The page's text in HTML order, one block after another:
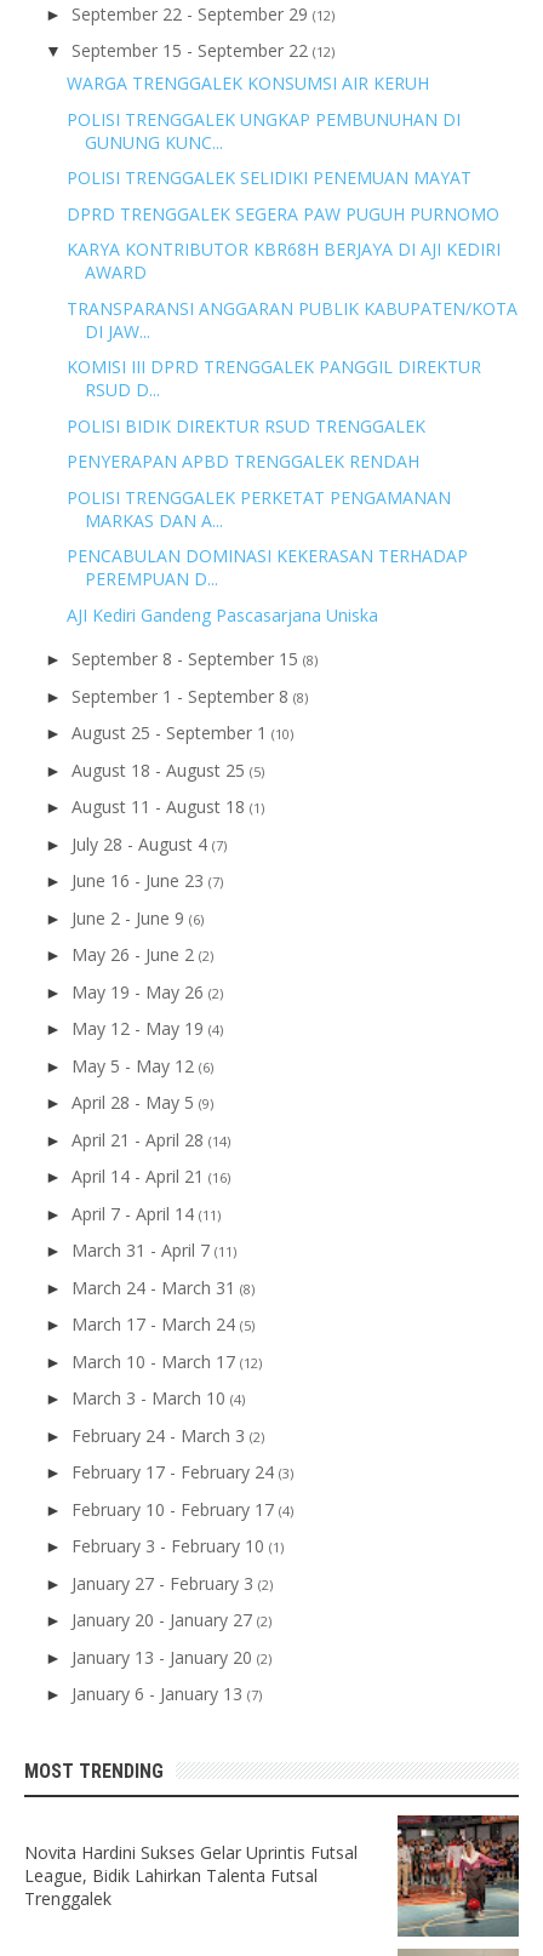
► September 22 - September 29 (12)
▼ September 15 - September 22 (12)
WARGA TRENGGALEK KONSUMSI AIR KERUH
POLISI TRENGGALEK UNGKAP PEMBUNUHAN DI
GUNUNG KUNC...
POLISI TRENGGALEK SELIDIKI PENEMUAN MAYAT
DPRD TRENGGALEK SEGERA PAW PUGUH PURNOMO
KARYA KONTRIBUTOR KBR68H BERJAYA DI AJI KEDIRI
AWARD
TRANSPARANSI ANGGARAN PUBLIK KABUPATEN/KOTA
DI JAW...
KOMISI III DPRD TRENGGALEK PANGGIL DIREKTUR
RSUD D...
POLISI BIDIK DIREKTUR RSUD TRENGGALEK
PENYERAPAN APBD TRENGGALEK RENDAH
POLISI TRENGGALEK PERKETAT PENGAMANAN
MARKAS DAN A...
PENCABULAN DOMINASI KEKERASAN TERHADAP
PEREMPUAN D...
AJI Kediri Gandeng Pascasarjana Uniska
► September 8 - September 15 (8)
► September 1 - September 8 (8)
► August 25 - September 1 (10)
► August 18 - August 25 (5)
► August 11 - August 18 (1)
► July 28 - August 4 (7)
► June 16 - June 23 (7)
► June 2 - June 9 (6)
► May 26 - June 2 (2)
► May 19 - May 26 (2)
► May 12 - May 19 (4)
► May 5 - May 12 (6)
► April 28 - May 5 (9)
► April 21 - April 28 (14)
► April 14 - April 21 (16)
► April 7 - April 14 (11)
► March 31 - April 7 (11)
► March 24 - March 31 (8)
► March 17 - March 24 (5)
► March 10 - March 17 (12)
► March 3 - March 10 (4)
► February 24 - March 3 (2)
► February 17 - February 24 (3)
► February 10 - February 17 (4)
► February 3 - February 10 (1)
► January 27 - February 3 (2)
► January 20 - January 27 (2)
► January 13 - January 20 (2)
► January 6 - January 13 (7)
MOST TRENDING
Novita Hardini Sukses Gelar Uprintis Futsal
League, Bidik Lahirkan Talenta Futsal
Trenggalek